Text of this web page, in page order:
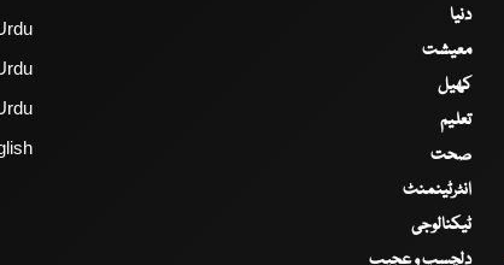
دنیا
معیشت
کھیل
تعلیم
صحت
انٹرٹینمنٹ
ٹیکنالوجی
دلچسپ و عجیب